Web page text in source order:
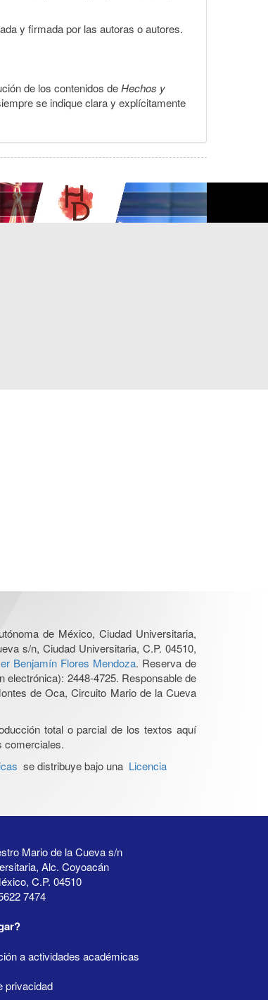
y firmada por las autoras o autores.
de los contenidos deHechos y
se indique clara y explícitamente
de México, Ciudad Universitaria,
s/n, Ciudad Universitaria, C.P. 04510,
Benjamín Flores Mendoza. Reserva de
electrónica): 2448-4725. Responsable de
de Oca, Circuito Mario de la Cueva
total o parcial de los textos aquí
comerciales.
se distribuye bajo una Licencia
Mario de la Cueva s/n
Alc. Coyoacán
C.P. 04510
7474
a actividades académicas
privacidad